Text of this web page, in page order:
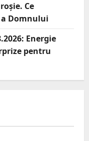
Ce
Domnului
Energie
pentru